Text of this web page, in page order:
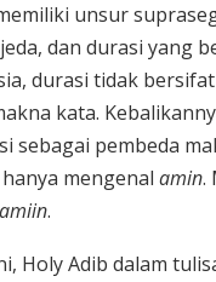
unsur
dan durasi yang
durasi tidak
kata.
sebagai pembeda
mengenal amin.
.
Holy Adib dalam